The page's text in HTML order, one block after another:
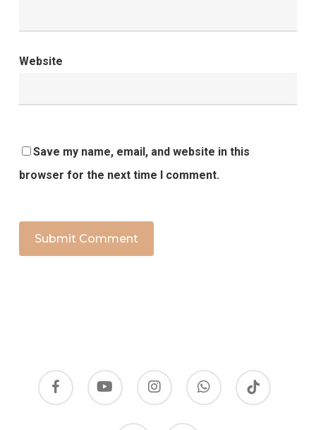
Website
Save my name, email, and website in this
browser for the next time I comment.
facebook youtube instagram whatsapp tiktok